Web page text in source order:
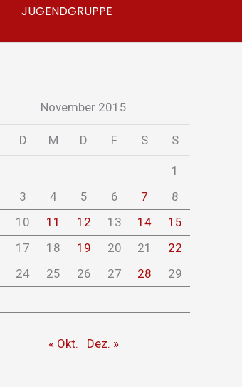
JUGENDGRUPPE
November 2015
D M D F S S
1
3 4 5 6 7
8
10 11 12 13 14
15
17 18 19 20 21
22
24 25 26 27 28
29
« Okt. Dez. »